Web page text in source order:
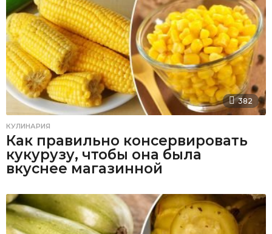
382
КУЛИНАРИЯ
Как правильно консервировать
кукурузу, чтобы она была
вкуснее магазинной